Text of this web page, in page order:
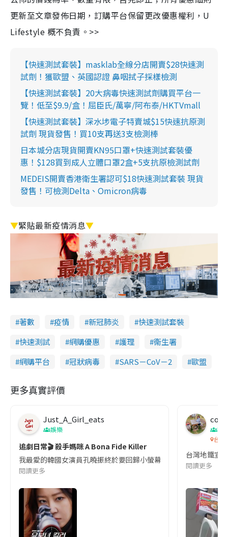
更新至文章發佈日期，訂購平台保留更改優惠權利，U
Lifestyle 概不負責。>>
【快速測試套裝】masklab全線分店開賣$28快速測
試劑！獲歐盟、英國認證 鼻咽拭子採樣檢測
【快速測試套裝】20大病毒快速測試劑購買平台一
覽！低至$9.9/盒！屈臣氏/萬寧/阿布泰/HKTVmall
【快速測試套裝】深水埗電子特賣城$15快速抗原測
試劑 現貨發售！買10支再送3支檢測棒
日本城分店現貨開賣KN95口罩+快速測試套裝優
惠！$128買到成人立體口罩2盒+5支抗原檢測試劑
MEDEIS開賣香港衛生署認可$18快速測試套裝 現貨
發售！可檢測Delta、Omicron病毒
▼緊貼最新疫情消息▼
著數 疫情 新冠肺炎
快速測試套裝
快速測試
網購優惠 護理
衞生署
網購平台
冠狀病毒 SARS－CoV－2 歐盟
更多真實評價
Just_A_Girl_eats
娛樂
追劇日常🎬 殺手媽咪 A Bona Fide Killer
我最愛的韓國女演員孔曉振終於要回歸小螢幕啦!這次的劇本改編
閱讀更多
co
吹
台灣
台灣地鐵宣
閱讀更多